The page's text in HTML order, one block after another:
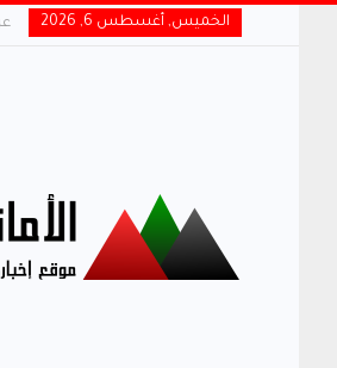
الخميس, أغسطس 6, 2026